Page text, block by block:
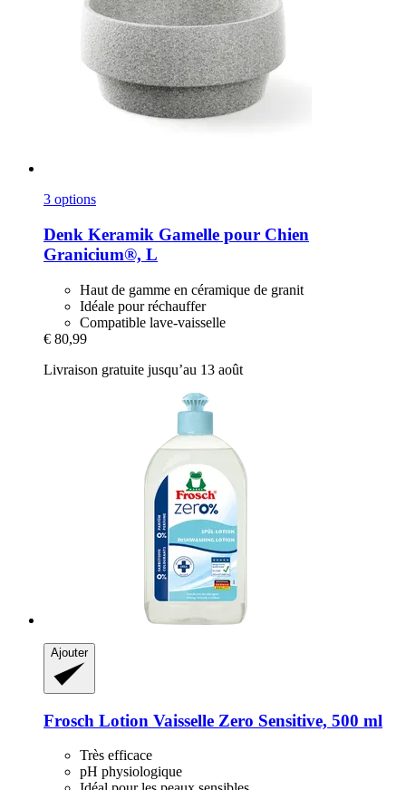
3 options
Denk Keramik Gamelle pour Chien
Granicium®, L
Haut de gamme en céramique de granit
Idéale pour réchauffer
Compatible lave-vaisselle
€ 80,99
Livraison gratuite jusqu’au 13 août
Ajouter
Frosch Lotion Vaisselle Zero Sensitive, 500 ml
Très efficace
pH physiologique